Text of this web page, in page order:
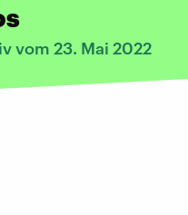
vom 23. Mai 2022